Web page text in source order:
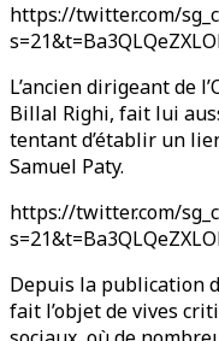
https://twitter.com/
L’ancien dirigeant de
Billal Righi, fait lui
tentant d’établir un
Samuel Paty.
https://twitter.com/
Depuis la publication
fait l’objet de vives